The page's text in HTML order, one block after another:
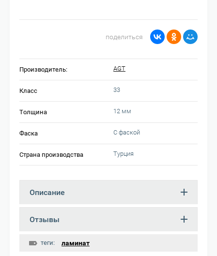
поделиться
Производитель: AGT
Класс 33
Толщина 12 мм
Фаска С фаской
Страна производства Турция
Описание
Отзывы
теги: ламинат